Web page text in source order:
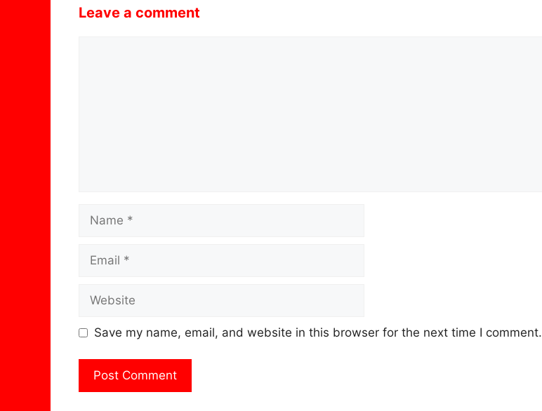
Leave a comment
Save my name, email, and website in this browser for the next time I comment.